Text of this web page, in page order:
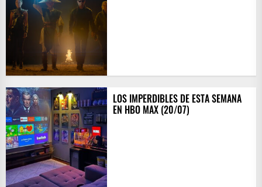
LOS IMPERDIBLES DE ESTA SEMANA
EN HBO MAX (20/07)